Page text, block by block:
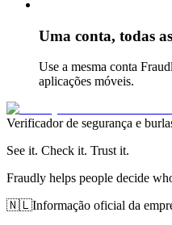
Uma conta, todas
Use a mesma conta
aplicações móveis.
Verificador de segurança e
See it. Check it. Trust it.
Fraudly helps people decide
🇳🇱Informação oficial da